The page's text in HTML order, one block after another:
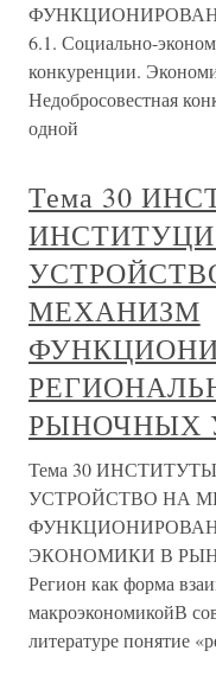
6.1. Социально-
конкуренции.
Недобросовестная
одной
Тема 30
МЕХАНИЗМ
РЫНОЧНЫХ
Тема 30
УСТРОЙСТВО НА
ЭКОНОМИКИ В
Регион как форма
макроэкономикойВ
литературе понятие